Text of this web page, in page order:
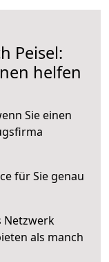
Peisel:
helfen
Sie einen
für Sie genau
Netzwerk
als manch